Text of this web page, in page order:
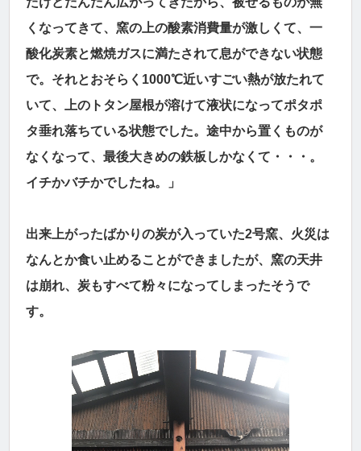
くなってきて、窯の上の酸素消費量が激しくて、一
酸化炭素と燃焼ガスに満たされて息ができない状態
で。それとおそらく1000℃近いすごい熱が放たれて
いて、上のトタン屋根が溶けて液状になってポタポ
タ垂れ落ちている状態でした。途中から置くものが
なくなって、最後大きめの鉄板しかなくて・・・。
イチかバチかでしたね。」
出来上がったばかりの炭が入っていた2号窯、火災は
なんとか食い止めることができましたが、窯の天井
は崩れ、炭もすべて粉々になってしまったそうで
す。